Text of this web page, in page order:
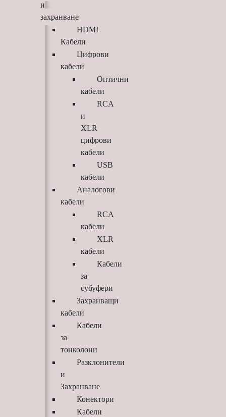
и
захранване
HDMI
Кабели
Цифрови
кабели
Оптични
кабели
RCA
и
XLR
цифрови
кабели
USB
кабели
Аналогови
кабели
RCA
кабели
XLR
кабели
Кабели
за
субуфери
Захранващи
кабели
Кабели
за
тонколони
Разклонители
и
Захранване
Конектори
Кабели